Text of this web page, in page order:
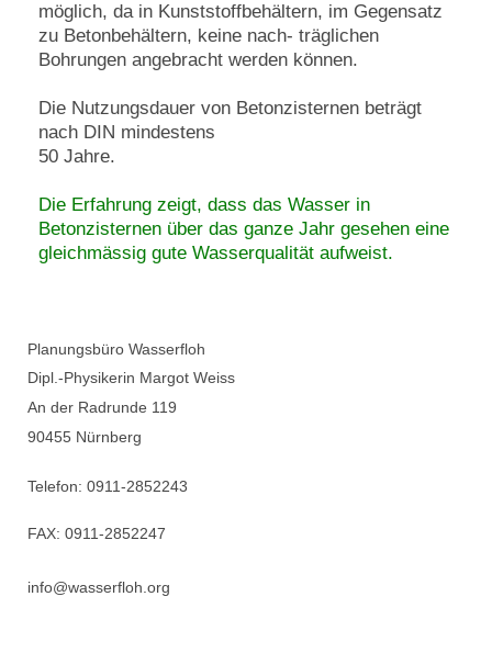
möglich, da in Kunststoffbehältern, im Gegensatz
zu Betonbehältern, keine nach- träglichen
Bohrungen angebracht werden können.
Die Nutzungsdauer von Betonzisternen beträgt
nach DIN mindestens
50 Jahre.
Die Erfahrung zeigt, dass das Wasser in
Betonzisternen über das ganze Jahr gesehen eine
gleichmässig gute Wasserqualität aufweist.
Planungsbüro Wasserfloh
Dipl.-Physikerin Margot Weiss
An der Radrunde 119
90455 Nürnberg
Telefon: 0911-2852243
FAX: 0911-2852247
info@wasserfloh.org